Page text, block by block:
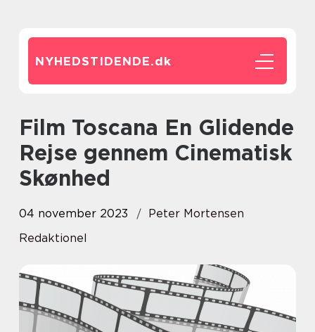
NYHEDSTIDENDE.dk
Film Toscana En Glidende
Rejse gennem Cinematisk
Skønhed
04 november 2023
Peter Mortensen
Redaktionel